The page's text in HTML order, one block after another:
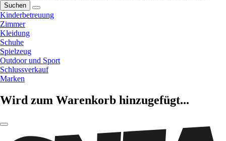
Suchen
Kinderbetreuung
Zimmer
Kleidung
Schuhe
Spielzeug
Outdoor und Sport
Schlussverkauf
Marken
Wird zum Warenkorb hinzugefügt...